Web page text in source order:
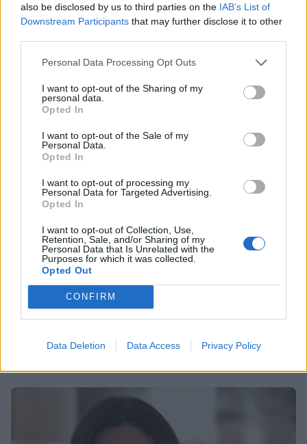
also be disclosed by us to third parties on the IAB’s List of
Downstream Participants that may further disclose it to other
Personal Data Processing Opt Outs
I want to opt-out of the Sharing of my
personal data.
Opted In
I want to opt-out of the Sale of my
Personal Data.
Opted In
I want to opt-out of processing my
Personal Data for Targeted Advertising.
Opted In
I want to opt-out of Collection, Use,
Retention, Sale, and/or Sharing of my
Personal Data that Is Unrelated with the
Purposes for which it was collected.
Opted Out
CONFIRM
Data Deletion Data Access Privacy Policy
Σασμός: Μαθιός και Αντρέας συγκρούονται,
@27-06-2024
MEDIA
Σασμός: Η Καλλιόπη αποφασίζει να πάρει
@24-06-2024